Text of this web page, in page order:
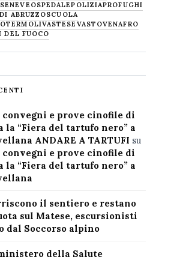
NEVE OSPEDALEPOLIZIAPROFUGHI
ABRUZZOSCUOLA
TERMOLIVASTESE VASTOVENAFRO
FUOCO
e prove cinofile di
la “Fiera del tartufo nero” a
ANDARE A TARTUFI su
e prove cinofile di
la “Fiera del tartufo nero” a
il sentiero e restano
sul Matese, escursionisti
Soccorso alpino
della Salute